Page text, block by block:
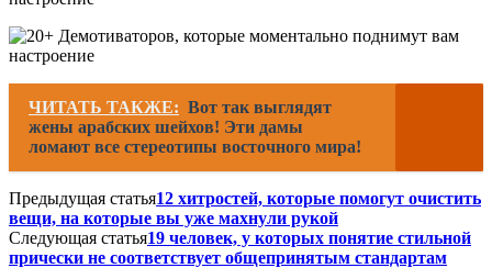
ЧИТАТЬ ТАКЖЕ: Вот так выглядят
жены арабских шейхов! Эти дамы
ломают все стереотипы восточного мира!
Предыдущая статья12 хитростей, которые помогут очистить
вещи, на которые вы уже махнули рукой
Следующая статья19 человек, у которых понятие стильной
прически не соответствует общепринятым стандартам